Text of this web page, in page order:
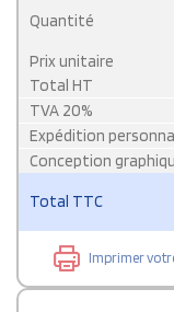
Quantité
Prix unitaire
Total HT
TVA 20%
Expédition
Conception
Total TTC
Imprimer